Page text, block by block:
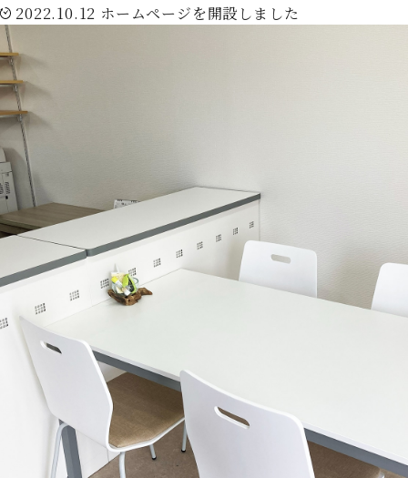
2022.10.12 ホームページを開設しました